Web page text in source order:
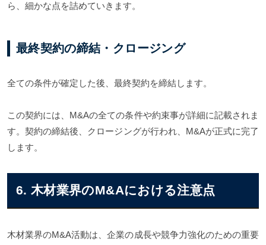
ら、細かな点を詰めていきます。
最終契約の締結・クロージング
全ての条件が確定した後、最終契約を締結します。
この契約には、M&Aの全ての条件や約束事が詳細に記載されま
す。契約の締結後、クロージングが行われ、M&Aが正式に完了
します。
6. 木材業界のM&Aにおける注意点
木材業界のM&A活動は、企業の成長や競争力強化のための重要